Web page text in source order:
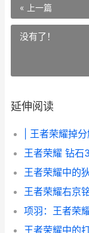
« 上一篇
没有了！
延伸阅读
| 王者荣耀掉
王者荣耀 钻石
王者荣耀中的
王者荣耀右京
项羽：王者荣
王者荣耀中的